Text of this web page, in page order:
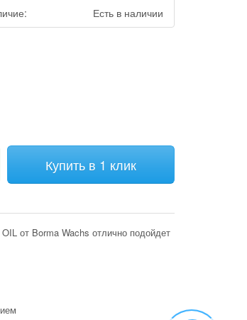
Есть в наличии
Купить в 1 клик
от Borma Wachs отлично подойдет